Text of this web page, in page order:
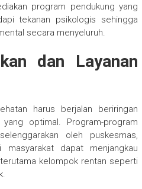
program pendukung yang
tekanan psikologis sehingga
secara menyeluruh.
dan Layanan
harus berjalan beriringan
optimal. Program-program
oleh puskesmas,
dapat menjangkau
kelompok rentan seperti